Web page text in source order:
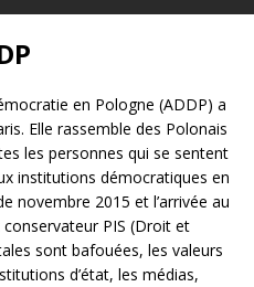
en Pologne (ADDP) a
Elle rassemble des Polonais
les personnes qui se sentent
institutions démocratiques en
novembre 2015 et l’arrivée au
PIS (Droit et
sont bafouées, les valeurs
d’état, les médias,